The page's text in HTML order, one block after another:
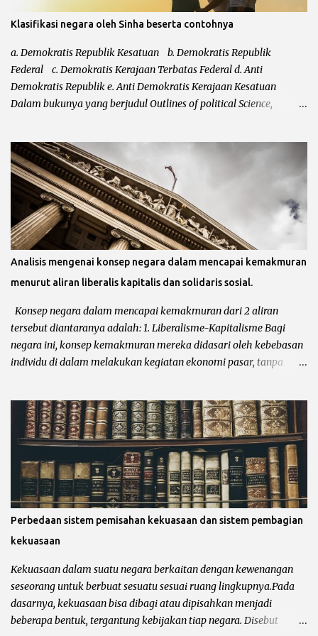
Klasifikasi negara oleh Sinha beserta contohnya
a. Demokratis Republik Kesatuan b. Demokratis Republik
Federal c. Demokratis Kerajaan Terbatas Federal d. Anti
Demokratis Republik e. Anti Demokratis Kerajaan Kesatuan
Dalam bukunya yang berjudul Outlines of political Science,
tidak memasukkan bentuk negara totaliter ataupun otoriter
kedalam klasifikasi negara. Setelah klasifikasi Leacock diperbaiki
masih juga belum sempurna, hal ini karena belum
ditempatkannya negara-negara demokrasi modern dan
demokrasi kuno. Maka setelah itu, Shina menyempurnakan
klasifikasi Leacock dengan bentuk-bentuk totaliter atau otoriter
dan yang bersifat anti demokrasi. a. Demokratis Republik
tunggal dan didalamnya tidak terdapat negara bagian. Negara
kesatuan menempatkan pemerintah pusat sebagai otoritas
tertinggi. Sementara wilayah-wilayah administratif di...
Analisis mengenai konsep negara dalam mencapai kemakmuran
menurut aliran liberalis kapitalis dan solidaris sosial.
Konsep negara dalam mencapai kemakmuran dari 2 aliran
tersebut diantaranya adalah: 1. Liberalisme-Kapitalisme Bagi
negara ini, konsep kemakmuran mereka didasari oleh kebebasan
individu di dalam melakukan kegiatan ekonomi pasar, tanpa
berkreasi dalam bidang ekonomi tanpa diikut campur oleh
pemerintah, maka dengan sendirinya akan memakmurkan
negara dan rakyatnya. 2. Solidaritas Sosial Konsep solidaritas
sosial tidak lepas dari ideologi sosialisme atau Komunisme.
Menurut mereka konsep kemakmuran adalah dengan adanya
kesetaraan antar semua rakyat yang dikontrol oleh pemerintah
pusat. Artinya semua kekayaan suatu negara adalah milik
solidaritas sosial, yang menjunjung tinggi kesamaan derajat
sesama manusia yang kesejahteraannya dijamin oleh
pemerintah pusat. Contoh neg...
Perbedaan sistem pemisahan kekuasaan dan sistem pembagian
kekuasaan
Kekuasaan dalam suatu negara berkaitan dengan kewenangan
seseorang untuk berbuat sesuatu sesuai ruang lingkupnya.Pada
dasarnya, kekuasaan bisa dibagi atau dipisahkan menjadi
beberapa bentuk, tergantung kebijakan tiap negara. Disebut